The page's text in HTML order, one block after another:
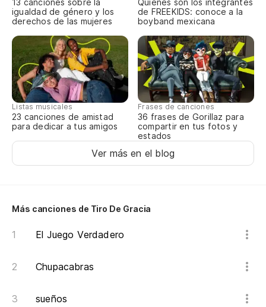
13 canciones sobre la
igualdad de género y los
derechos de las mujeres
Quiénes son los integrantes
de FREEKIDS: conoce a la
boyband mexicana
Listas musicales
23 canciones de amistad
para dedicar a tus amigos
Frases de canciones
36 frases de Gorillaz para
compartir en tus fotos y
estados
Ver más en el blog
Más canciones de Tiro De Gracia
El Juego Verdadero
Chupacabras
sueños